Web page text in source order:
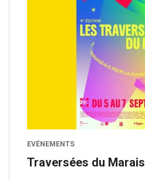
EVÉNEMENTS
Traversées du Marais